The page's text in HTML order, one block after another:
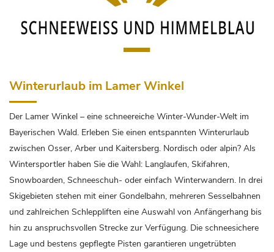
Winterurlaub im Lamer Winkel
Der Lamer Winkel – eine schneereiche Winter-Wunder-Welt im
Bayerischen Wald. Erleben Sie einen entspannten Winterurlaub
zwischen Osser, Arber und Kaitersberg. Nordisch oder alpin? Als
Wintersportler haben Sie die Wahl: Langlaufen, Skifahren,
Snowboarden, Schneeschuh- oder einfach Winterwandern. In drei
Skigebieten stehen mit einer Gondelbahn, mehreren Sesselbahnen
und zahlreichen Schleppliften eine Auswahl von Anfängerhang bis
hin zu anspruchsvollen Strecke zur Verfügung. Die schneesichere
Lage und bestens gepflegte Pisten garantieren ungetrübten